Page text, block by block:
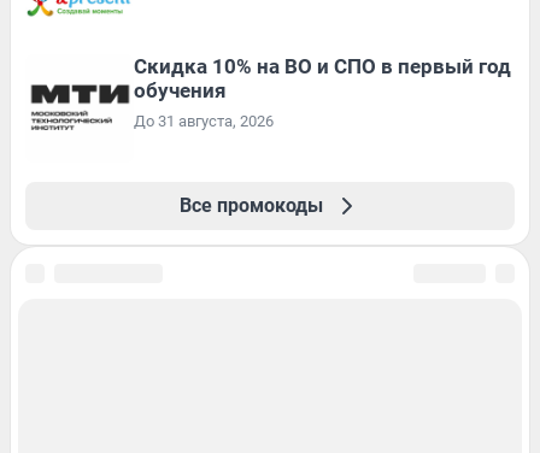
Скидка 10% на ВО и СПО в первый год
обучения
До 31 августа, 2026
Все промокоды